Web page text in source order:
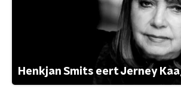
Henkjan Smits eert Jerney